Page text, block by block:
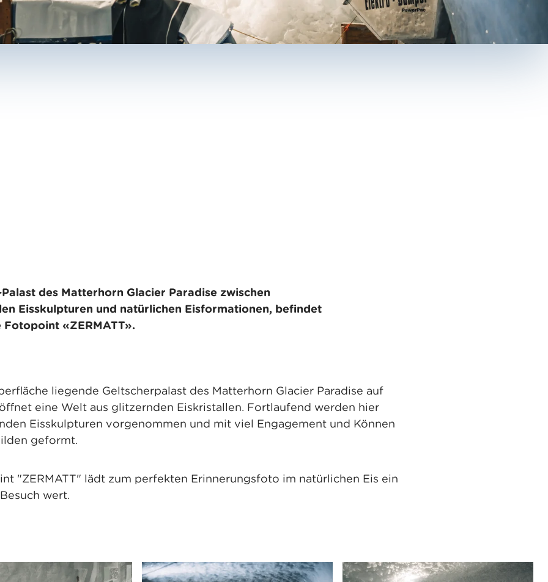
des Matterhorn Glacier Paradise zwischen
Eisskulpturen und natürlichen Eisformationen, befindet
Fotopoint «ZERMATT».
liegende Geltscherpalast des Matterhorn Glacier Paradise auf
eine Welt aus glitzernden Eiskristallen. Fortlaufend werden hier
Eisskulpturen vorgenommen und mit viel Engagement und Können
geformt.
"ZERMATT" lädt zum perfekten Erinnerungsfoto im natürlichen Eis ein
wert.